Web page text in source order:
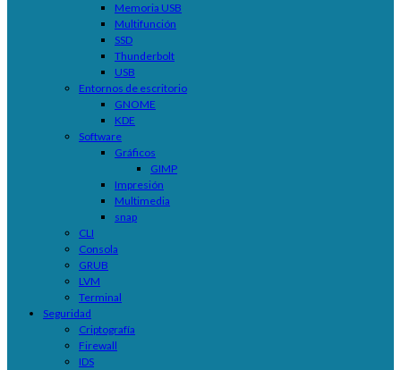
Memoria USB
Multifunción
SSD
Thunderbolt
USB
Entornos de escritorio
GNOME
KDE
Software
Gráficos
GIMP
Impresión
Multimedia
snap
CLI
Consola
GRUB
LVM
Terminal
Seguridad
Criptografía
Firewall
IDS